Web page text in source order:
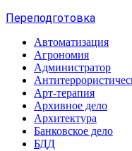
Переподготовка
Автоматизация
Агрономия
Администратор
Арт-терапия
Архивное дело
Архитектура
Банковское дело
БДД